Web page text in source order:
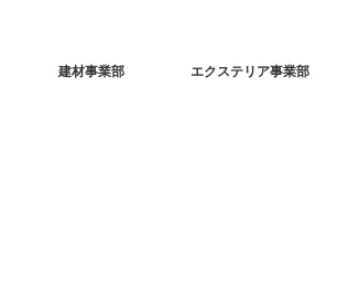
建材事業部 エクステリア事業部